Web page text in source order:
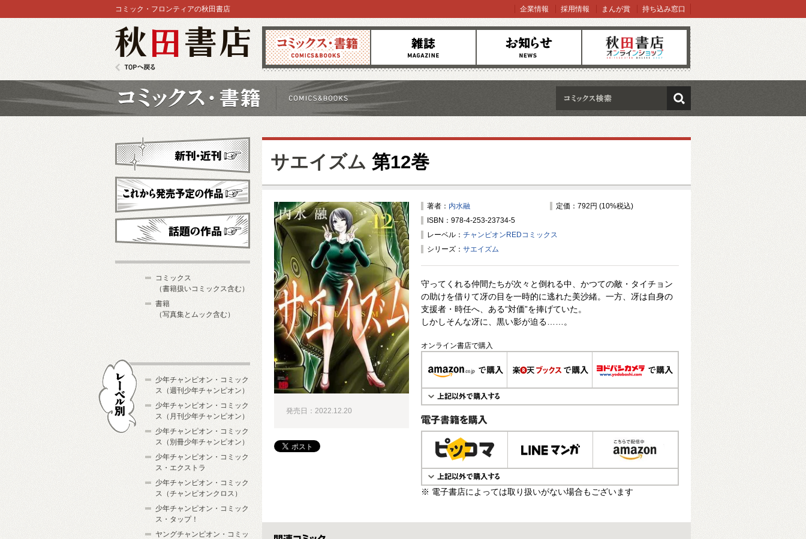
コミックス 雑誌 お知らせ オンラインショップ
コミック・フロンティアの秋田書店 企業情報 採用情報 まんが賞 持ち込み窓口
検索
サエイズム 第12巻
著者： 内水融
定価：792円 (10%税込)
ISBN：978-4-253-23734-5
レーベル： チャンピオンREDコミックス
シリーズ： サエイズム
守ってくれる仲間たちが次々と倒れる中、かつての敵・タイチョン
の助けを借りて冴の目を一時的に逃れた美沙緒。一方、冴は自身の
支援者・時任へ、ある“対価”を捧げていた。
しかしそんな冴に、黒い影が迫る……。
オンライン書店で購入
電子書籍で購入
※ 電子書店によっては取り扱いがない場合もございます
発売日：2022.12.20
新刊・近刊
これから発売予定
コミックス
（書籍扱いコミックス含む）
書籍
（写真集とムック含む）
少年チャンピオン・コミック
ス（週刊少年チャンピオン）
少年チャンピオン・コミック
ス（月刊少年チャンピオン）
少年チャンピオン・コミック
ス（別冊少年チャンピオン）
少年チャンピオン・コミック
ス・エクストラ
少年チャンピオン・コミック
ス（チャンピオンクロス）
少年チャンピオン・コミック
ス・タップ！
ヤングチャンピオン・コミッ